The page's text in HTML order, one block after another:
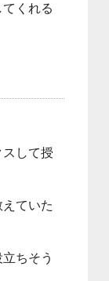
てくれる
して授
えていた
ちそう